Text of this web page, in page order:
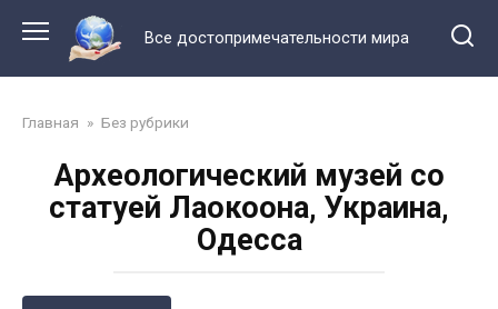
контенту
Все достопримечательности мира
Главная » Без рубрики
Археологический музей со
статуей Лаокоона, Украина,
Одесса